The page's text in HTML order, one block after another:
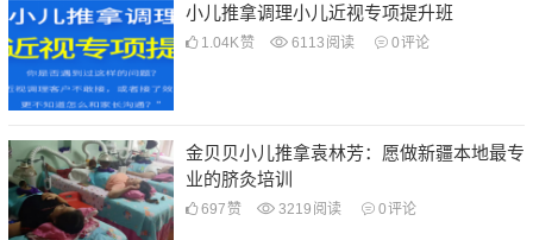
小儿推拿调理小儿近视专项提升班
1.04K赞 6113 阅读 0评论
金贝贝小儿推拿袁林芳：愿做新疆本地最专
业的脐灸培训
697 赞 3219 阅读 0评论